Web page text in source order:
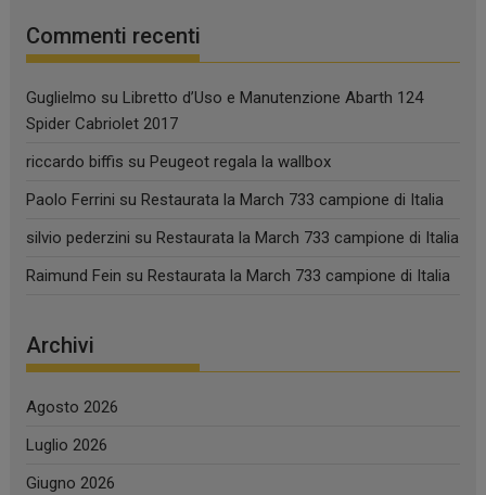
Commenti recenti
Guglielmo suLibretto d’Uso e Manutenzione Abarth 124
Spider Cabriolet 2017
riccardo biffis suPeugeot regala la wallbox
Paolo Ferrini suRestaurata la March 733 campione di Italia
silvio pederzini suRestaurata la March 733 campione di Italia
Raimund Fein suRestaurata la March 733 campione di Italia
Archivi
Agosto 2026
Luglio 2026
Giugno 2026